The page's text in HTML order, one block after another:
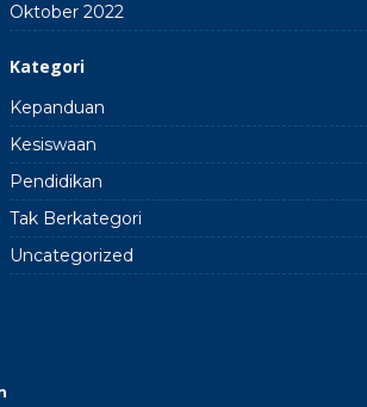
Oktober 2022
Kategori
Kepanduan
Kesiswaan
Pendidikan
Tak Berkategori
Uncategorized